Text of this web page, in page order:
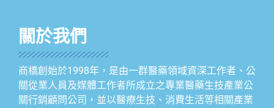
關於我們
商橋創始於1998年，是由一群醫藥領域資深工作者、公
關從業人員及媒體工作者所成立之專業醫藥生技產業公
關行銷顧問公司，並以醫療生技、消費生活等相關產業